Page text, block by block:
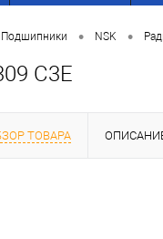
Подшипники • NSK •
C3E
ТОВАРА